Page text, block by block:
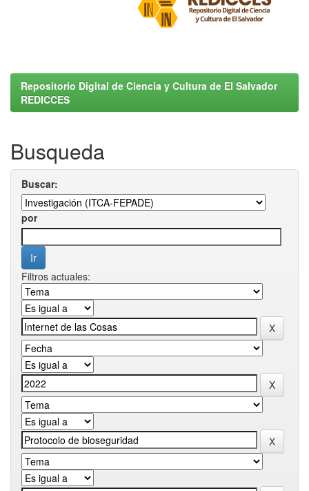
Repositorio Digital de Ciencia y Cultura de El Salvador
REDICCES
Busqueda
Buscar:
por
Filtros actuales: